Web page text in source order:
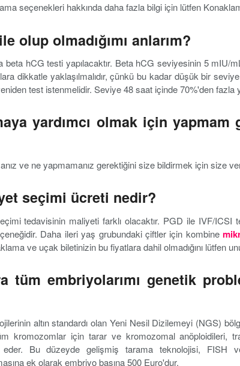
seçenekleri hakkında daha fazla bilgi için lütfen
olup olmadığımı anlarım?
hCG testi yapılacaktır. Beta hCG seviyesinin 5 mIU/
dikkatle yaklaşılmalıdır, çünkü bu kadar düşük bir
test istenmelidir. Seviye 48 saat içinde 70%'den fazla
yardımcı olmak için yapmam
ve ne yapmamanız gerektiğini size bildirmek için size
seçimi ücreti nedir?
tedavisinin maliyeti farklı olacaktır. PGD ile IVF/ICSI
Daha ileri yaş grubundaki çiftler için kombine
ve uçak biletinizin bu fiyatlara dahil olmadığını lütfen
tüm embriyolarımı genetik
altın standardı olan Yeni Nesil Dizilemeyi (NGS)
kromozomlar için tarar ve kromozomal anöploidileri,
Bu düzeyde gelişmiş tarama teknolojisi, FISH
ek olarak embriyo başına 500 Euro'dur.